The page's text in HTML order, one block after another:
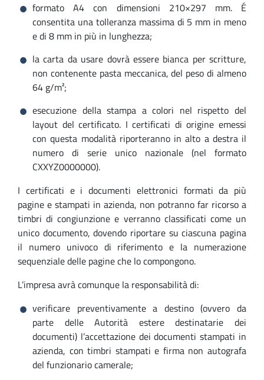
formato A4 con dimensioni 210×297 mm. É
consentita una tolleranza massima di 5 mm in meno
e di 8 mm in più in lunghezza;
la carta da usare dovrà essere bianca per scritture,
non contenente pasta meccanica, del peso di almeno
64 g/m²;
esecuzione della stampa a colori nel rispetto del
layout del certificato. I certificati di origine emessi
con questa modalità riporteranno in alto a destra il
numero di serie unico nazionale (nel formato
CXXYZ0000000).
I certificati e i documenti elettronici formati da più
pagine e stampati in azienda, non potranno far ricorso a
timbri di congiunzione e verranno classificati come un
unico documento, dovendo riportare su ciascuna pagina
il numero univoco di riferimento e la numerazione
sequenziale delle pagine che lo compongono.
L’impresa avrà comunque la responsabilità di:
verificare preventivamente a destino (ovvero da
parte delle Autorità estere destinatarie dei
documenti) l’accettazione dei documenti stampati in
azienda, con timbri stampati e firma non autografa
del funzionario camerale;